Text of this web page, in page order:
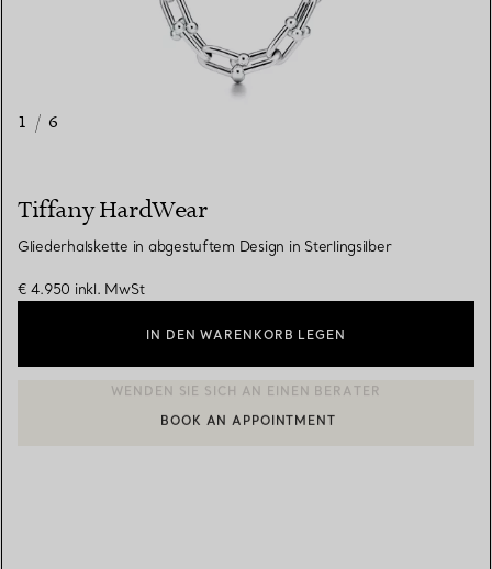
1 / 6
Tiffany HardWear
Gliederhalskette in abgestuftem Design in Sterlingsilber
€ 4.950 inkl. MwSt
IN DEN WARENKORB LEGEN
EINEN KUNDENBERATER KONTAKTIEREN ODER EINEN
BOOK AN APPOINTMENT